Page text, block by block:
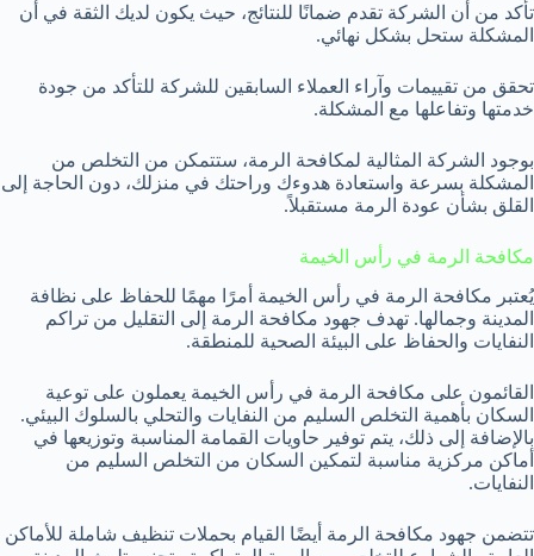
تأكد من أن الشركة تقدم ضمانًا للنتائج، حيث يكون لديك الثقة في أن
المشكلة ستحل بشكل نهائي.
تحقق من تقييمات وآراء العملاء السابقين للشركة للتأكد من جودة
خدمتها وتفاعلها مع المشكلة.
بوجود الشركة المثالية لمكافحة الرمة، ستتمكن من التخلص من
المشكلة بسرعة واستعادة هدوءك وراحتك في منزلك، دون الحاجة إلى
القلق بشأن عودة الرمة مستقبلاً.
مكافحة الرمة في رأس الخيمة
يُعتبر مكافحة الرمة في رأس الخيمة أمرًا مهمًا للحفاظ على نظافة
المدينة وجمالها. تهدف جهود مكافحة الرمة إلى التقليل من تراكم
النفايات والحفاظ على البيئة الصحية للمنطقة.
القائمون على مكافحة الرمة في رأس الخيمة يعملون على توعية
السكان بأهمية التخلص السليم من النفايات والتحلي بالسلوك البيئي.
بالإضافة إلى ذلك، يتم توفير حاويات القمامة المناسبة وتوزيعها في
أماكن مركزية مناسبة لتمكين السكان من التخلص السليم من
النفايات.
تتضمن جهود مكافحة الرمة أيضًا القيام بحملات تنظيف شاملة للأماكن